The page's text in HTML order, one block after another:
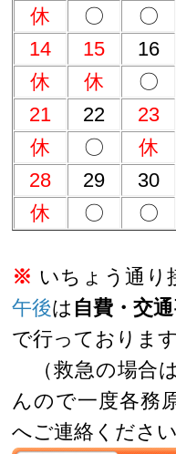
休
〇 〇
14
15 16
休
休 〇
21
22 23
休
〇 休
28
29 30
休
〇 〇
※ いちょう通り
午後は 自費・交
で行っております
（救急の場合
んので一度各務
へご連絡ください